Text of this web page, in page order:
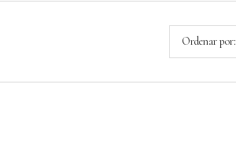
Ordenar por: